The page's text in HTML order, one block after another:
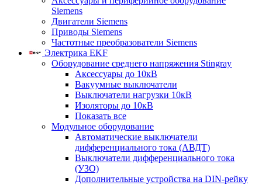
Siemens
Двигатели Siemens
Приводы Siemens
Частотные преобразователи Siemens
Электрика EKF
Оборудование среднего напряжения Stingray
Аксессуары до 10кВ
Вакуумные выключатели
Выключатели нагрузки 10кВ
Изоляторы до 10кВ
Показать все
Модульное оборудование
Автоматические выключатели
дифференциального тока (АВДТ)
Выключатели дифференциального тока
(УЗО)
Дополнительные устройства на DIN-рейку